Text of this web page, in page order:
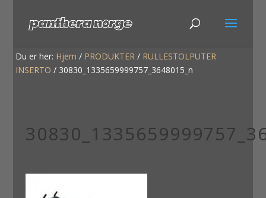
Du er her: Hjem / PRODUKTER / RULLESTOLPUTER
INSERTO / 30830_1335659999757_3648015_n